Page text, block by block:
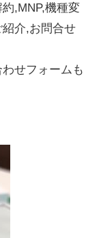
,MNP,機種変
介,お問合せ
せフォームも